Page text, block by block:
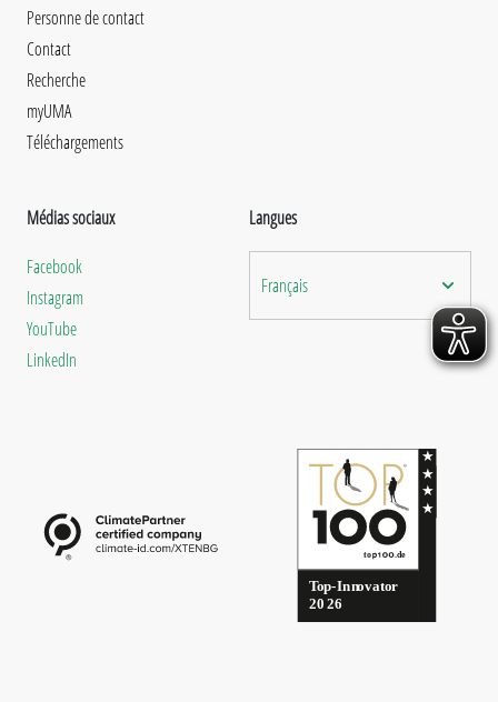
Personne de contact
Contact
Recherche
myUMA
Téléchargements
Médias sociaux
Facebook
Instagram
YouTube
LinkedIn
Langues
Français